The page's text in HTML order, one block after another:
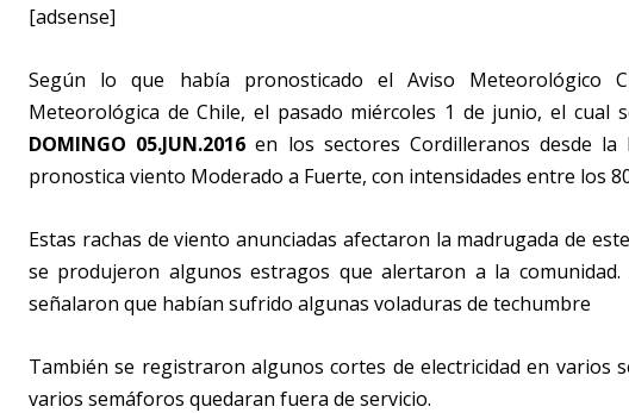
[adsense]
Según lo que había pronosticado el Aviso Meteorológico
Meteorológica de Chile, el pasado miércoles 1 de junio, el cual
DOMINGO 05.JUN.2016 en los sectores Cordilleranos desde
pronostica viento Moderado a Fuerte, con intensidades entre los
Estas rachas de viento anunciadas afectaron la madrugada de
se produjeron algunos estragos que alertaron a la
señalaron que habían sufrido algunas voladuras de techumbre
También se registraron algunos cortes de electricidad en varios
varios semáforos quedaran fuera de servicio.